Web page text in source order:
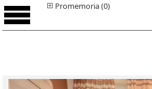
Promemoria (0)